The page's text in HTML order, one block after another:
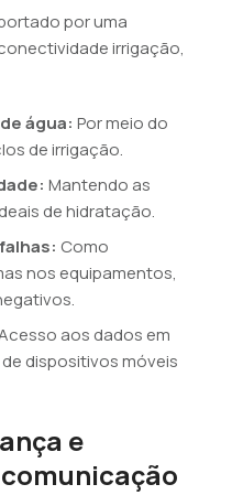
por uma
irrigação,
água: Por meio do
de irrigação.
Mantendo as
de hidratação.
Como
nos equipamentos,
aos dados em
dispositivos móveis
e